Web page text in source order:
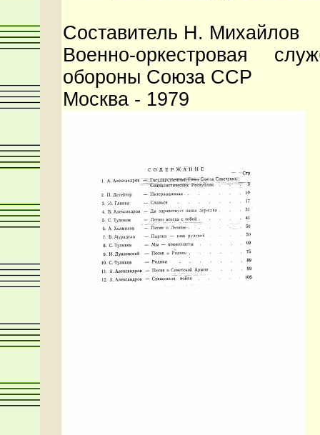
Составитель Н. Михайлов
Военно-оркестровая
обороны Союза ССР
Москва - 1979